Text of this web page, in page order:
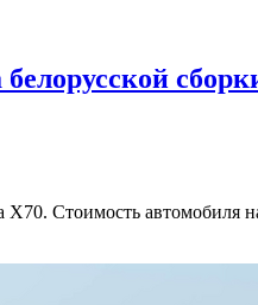
Стоимость автомобиля